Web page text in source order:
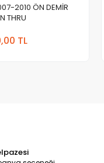
2010 ÖN DEMİR
THRU
TL